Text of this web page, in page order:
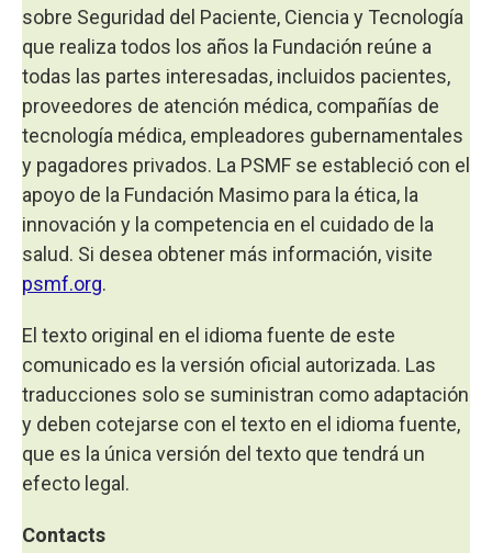
sobre Seguridad del Paciente, Ciencia y Tecnología
que realiza todos los años la Fundación reúne a
todas las partes interesadas, incluidos pacientes,
proveedores de atención médica, compañías de
tecnología médica, empleadores gubernamentales
y pagadores privados. La PSMF se estableció con el
apoyo de la Fundación Masimo para la ética, la
innovación y la competencia en el cuidado de la
salud. Si desea obtener más información, visite
psmf.org.
El texto original en el idioma fuente de este
comunicado es la versión oficial autorizada. Las
traducciones solo se suministran como adaptación
y deben cotejarse con el texto en el idioma fuente,
que es la única versión del texto que tendrá un
efecto legal.
Contacts